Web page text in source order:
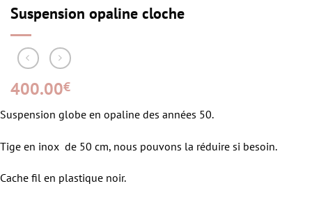
Suspension opaline cloche
400.00€
Suspension globe en opaline des années 50.
Tige en inox de 50 cm, nous pouvons la réduire si besoin.
Cache fil en plastique noir.